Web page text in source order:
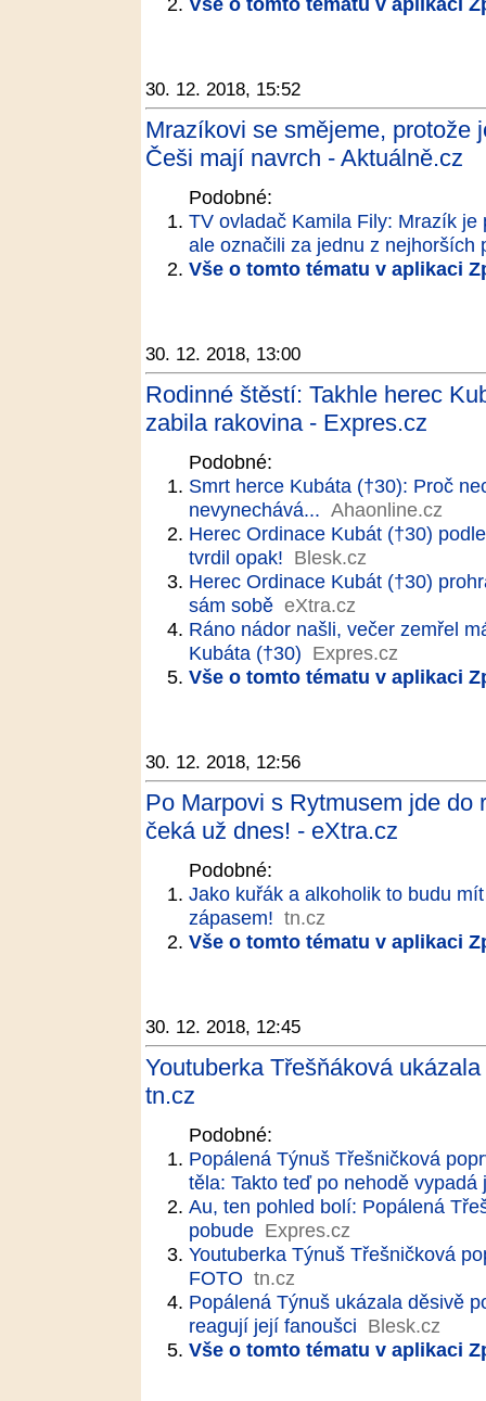
30. 12. 2018, 15:52
Mrazíkovi se smějeme, protože
Češi mají navrch - Aktuálně.cz
Podobné:
TV ovladač Kamila Fily: Mrazík
ale označili za jednu z nejhorších
Vše o tomto tématu v aplikaci
30. 12. 2018, 13:00
Rodinné štěstí: Takhle herec
zabila rakovina - Expres.cz
Podobné:
Smrt herce Kubáta (†30): Proč
nevynechává... Ahaonline.cz
Herec Ordinace Kubát (†30)
tvrdil opak! Blesk.cz
Herec Ordinace Kubát (†30)
sám sobě eXtra.cz
Ráno nádor našli, večer zemřel
Kubáta (†30) Expres.cz
Vše o tomto tématu v aplikaci
30. 12. 2018, 12:56
Po Marpovi s Rytmusem jde do
čeká už dnes! - eXtra.cz
Podobné:
Jako kuřák a alkoholik to budu
zápasem! tn.cz
Vše o tomto tématu v aplikaci
30. 12. 2018, 12:45
Youtuberka Třešňáková
tn.cz
Podobné:
Popálená Týnuš Třešničková
těla: Takto teď po nehodě vypadá
Au, ten pohled bolí: Popálená
pobude Expres.cz
Youtuberka Týnuš Třešničková
FOTO tn.cz
Popálená Týnuš ukázala děsivě
reagují její fanoušci Blesk.cz
Vše o tomto tématu v aplikaci